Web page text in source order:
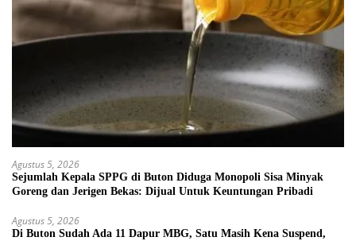
Agustus 5, 2026
Sejumlah Kepala SPPG di Buton Diduga Monopoli Sisa Minyak
Goreng dan Jerigen Bekas: Dijual Untuk Keuntungan Pribadi
Agustus 5, 2026
Di Buton Sudah Ada 11 Dapur MBG, Satu Masih Kena Suspend,